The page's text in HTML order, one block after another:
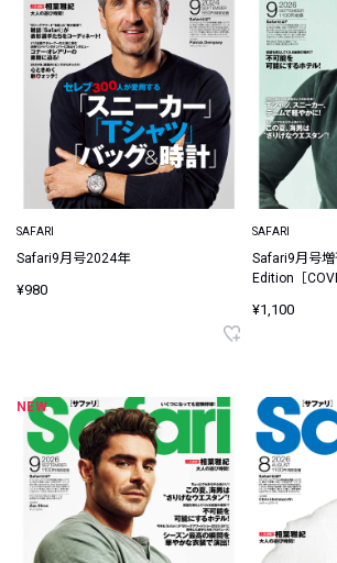
SAFARI
Safari9月号2024年
¥980
SAFARI
Safari9月号増
Edition［
¥1,100
NEW